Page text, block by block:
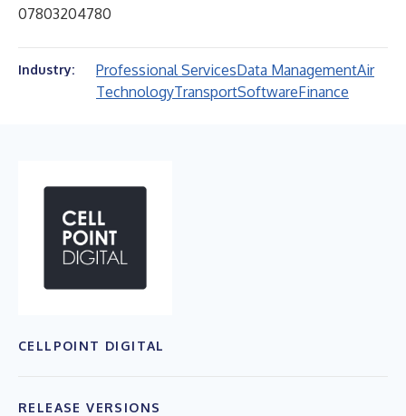
07803204780
Industry: Professional ServicesData ManagementAir
TechnologyTransportSoftwareFinance
CELLPOINT DIGITAL
RELEASE VERSIONS